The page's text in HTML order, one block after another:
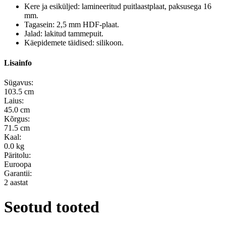
Kere ja esiküljed: lamineeritud puitlaastplaat, paksusega 16
mm.
Tagasein: 2,5 mm HDF-plaat.
Jalad: lakitud tammepuit.
Käepidemete täidised: silikoon.
Lisainfo
Sügavus:
103.5 cm
Laius:
45.0 cm
Kõrgus:
71.5 cm
Kaal:
0.0 kg
Päritolu:
Euroopa
Garantii:
2 aastat
Seotud tooted